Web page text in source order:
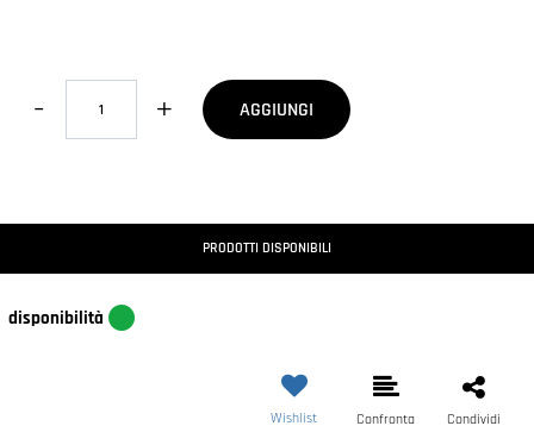
Quantità
AGGIUNGI
PRODOTTI DISPONIBILI
disponibilità
Wishlist Confronta Condividi